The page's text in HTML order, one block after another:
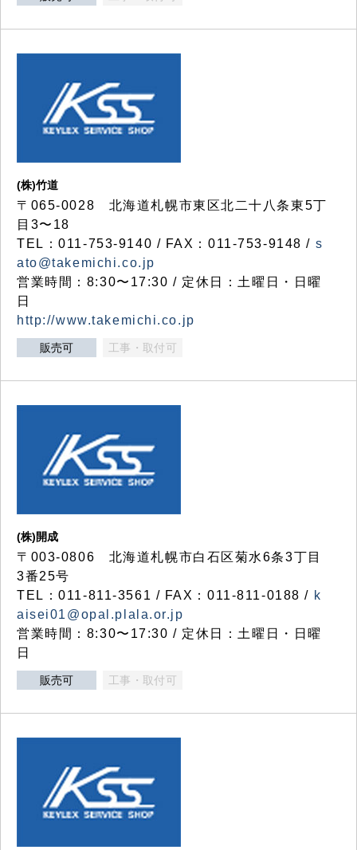
(株)竹道
〒065-0028 北海道札幌市東区北二十八条東5丁
目3〜18
TEL：011-753-9140 / FAX：011-753-9148 / s
ato@takemichi.co.jp
営業時間：8:30〜17:30 / 定休日：土曜日・日曜
日
http://www.takemichi.co.jp
販売可 工事・取付可
(株)開成
〒003-0806 北海道札幌市白石区菊水6条3丁目
3番25号
TEL：011-811-3561 / FAX：011-811-0188 / k
aisei01@opal.plala.or.jp
営業時間：8:30〜17:30 / 定休日：土曜日・日曜
日
販売可 工事・取付可